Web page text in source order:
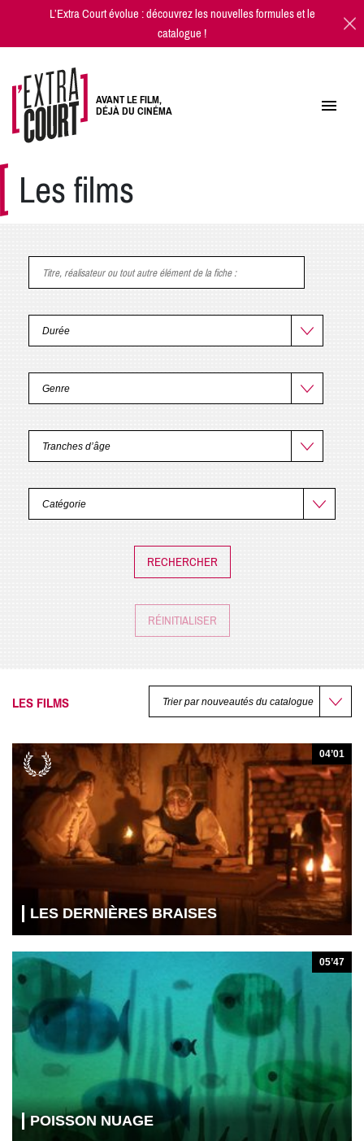
L’Extra Court évolue : découvrez lesnouvelles formulesetle
catalogue!
AVANT LE FILM,
DÉJÀ DU CINÉMA
Les films
Titre, réalisateur ou tout autre élément de la fiche:
RÉINITIALISER
LES FILMS
LES DERNIÈRES BRAISES
04’01
POISSON NUAGE
05’47